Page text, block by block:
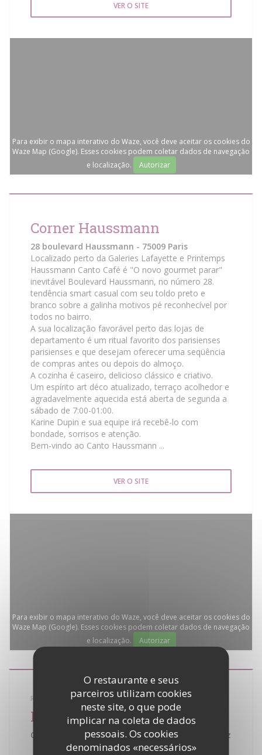
O restaurante e seus
parceiros utilizam cookies
neste site, o que pode
implicar na coleta de dados
pessoais. Os cookies
denominados «necessários»
VER O SITE
Para exibir o mapa interativo do Waze, você deve aceitar os cookies do
Waze Map (Google). Esses cookies podem coletar dados de navegação
e localização.
Autorizar
Corner Haussmann
28 boulevard Haussmann - 75009 Paris
Localizado perto da Galeries Lafayette e Printemps
Haussmann Canto Café é "O novo gourmet parar"
inevitável Boulevard Haussmann, no número 28.
tendência smart casual com seu toldo preto e
branco sobre a galinha motivos pé reconhecível por
todos no bairro.
A sua localização favorável perto das lojas de
departamento é um ritual favorito dos parisienses
parisienses e que desejam oferecer uma seqüência
de compras antes ou depois do almoço.
A cozinha é caseiro, delicioso clássico e criativo.
Um espírito art déco atualizado, terraço acolhedor e
agradavelmente aquecida está aberta de segunda a
sábado de 7:00-01:00.
Karine Dupin e sua equipe irá recebê-lo com
bondade, sorrisos e atenção.
Bem-vindo ao Canto Haussmann ...
VER O SITE
Para exibir o mapa interativo do Waze, você deve aceitar os cookies do
Waze Map (Google). Esses cookies podem coletar dados de navegação
e localização.
Autorizar
RESTAURANTE TRADICIONAL
La Bouillabaisse
Quartier de la Bouillabaisse - 83990 Saint Tropez
No Golfo de Saint-Tropez, obter uma das melhores